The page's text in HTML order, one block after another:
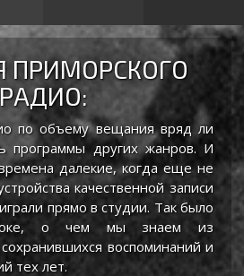
ПРИМОРСКОГО
РАДИО:
по объему вещания вряд ли
программы других жанров. И
далекие, когда еще не
качественной записи
прямо в студии. Так было
о чем мы знаем из
воспоминаний и
тех лет.